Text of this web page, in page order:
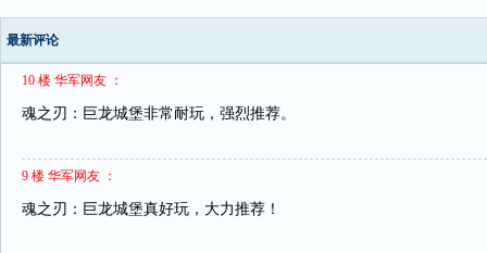
最新评论
10 楼 华军网友 ：
魂之刃：巨龙城堡非常耐玩，强烈推荐。
9 楼 华军网友 ：
魂之刃：巨龙城堡真好玩，大力推荐！